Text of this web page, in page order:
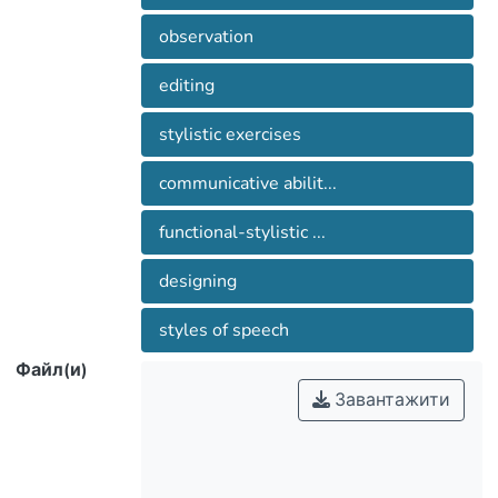
методики
развития речи на современном этапе,
проанализированы действующие
и учебники в аспекте формирования
коммуникативных умений и навыков,
представлены результаты
констатирующего эксперимента,
классифицированы
младших школьников.
observation
editing
stylistic exercises
communicative abilit...
functional-stylistic ...
designing
styles of speech
Файл(и)
Завантажити